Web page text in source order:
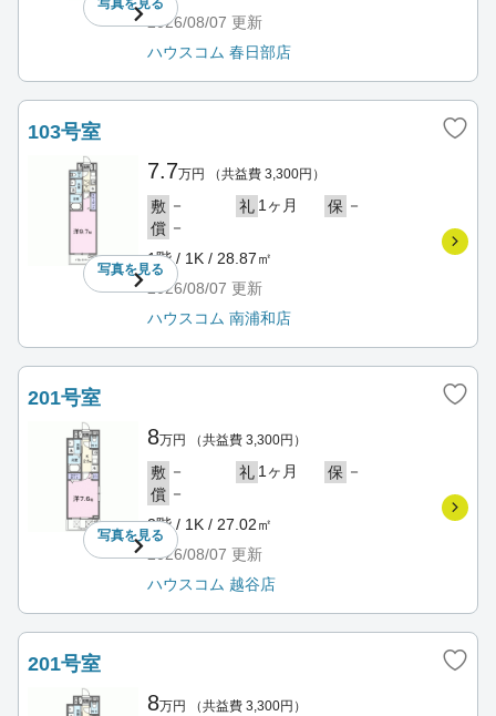
2026/08/07 更新
ハウスコム 春日部店
103号室
写真を見る
7.7万円 （共益費 3,300円）
敷 － 礼 1ヶ月 保 －
償 －
1階 / 1K / 28.87㎡
2026/08/07 更新
ハウスコム 南浦和店
201号室
写真を見る
8万円 （共益費 3,300円）
敷 － 礼 1ヶ月 保 －
償 －
2階 / 1K / 27.02㎡
2026/08/07 更新
ハウスコム 越谷店
201号室
8万円 （共益費 3,300円）